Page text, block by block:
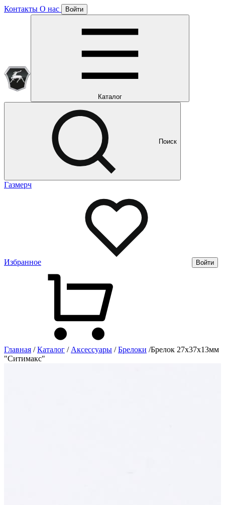
Контакты О нас Войти
Каталог
Поиск
Газмерч
Избранное Войти
Главная / Каталог / Аксессуары / Брелоки /Брелок 27х37х13мм
"Ситимакс"
Отлично!
Подписка уже оформлена